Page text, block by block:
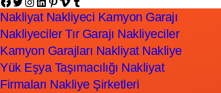
Nakliyat Nakliyeci Kamyon Garajı
Nakliyeciler Tır Garajı Nakliyeciler
Kamyon Garajları Nakliyat Nakliye
Yük Eşya Taşımacılığı Nakliyat
Firmaları Nakliye Şirketleri